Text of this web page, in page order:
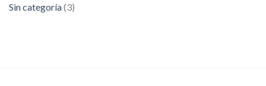
Sin categoría(3)